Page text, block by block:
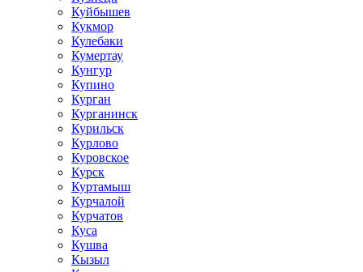
Куйбышев
Кукмор
Кулебаки
Кумертау
Кунгур
Купино
Курган
Курганинск
Курильск
Курлово
Куровское
Курск
Куртамыш
Курчалой
Курчатов
Куса
Кушва
Кызыл